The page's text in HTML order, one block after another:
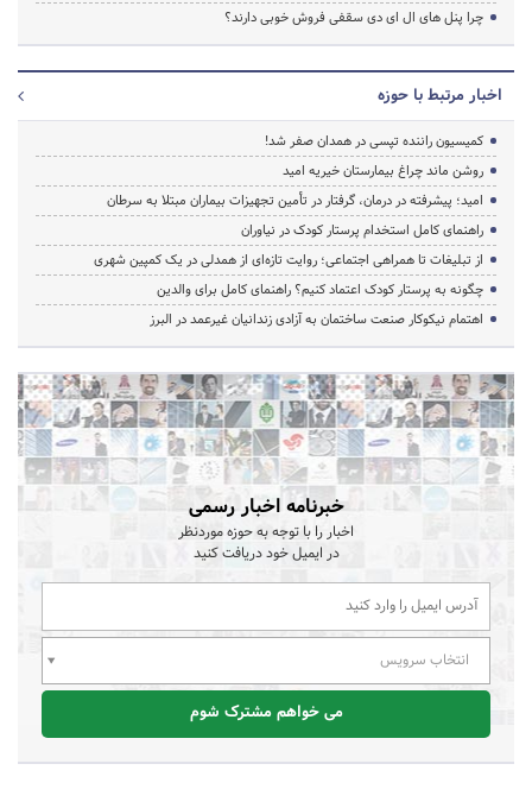
چرا پنل های ال ای دی سقفی فروش خوبی دارند؟
اخبار مرتبط با حوزه
کمیسیون راننده تپسی در همدان صفر شد!
روشن ماند چراغ بیمارستان خیریه امید
امید؛ پیشرفته در درمان، گرفتار در تأمین تجهیزات بیماران مبتلا به سرطان
راهنمای کامل استخدام پرستار کودک در نیاوران
از تبلیغات تا همراهی اجتماعی؛ روایت تازه‌ای از همدلی در یک کمپین شهری
چگونه به پرستار کودک اعتماد کنیم؟ راهنمای کامل برای والدین
اهتمام نیکوکار صنعت ساختمان به آزادی زندانیان غیرعمد در البرز
خبرنامه اخبار رسمی
اخبار را با توجه به حوزه موردنظر
در ایمیل خود دریافت کنید
انتخاب سرویس
می خواهم مشترک شوم